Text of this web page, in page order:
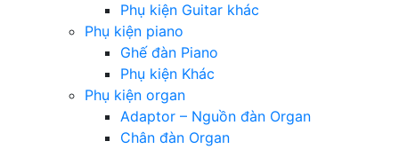
Phụ kiện Guitar khác
Phụ kiện piano
Ghế đàn Piano
Phụ kiện Khác
Phụ kiện organ
Adaptor – Nguồn đàn Organ
Chân đàn Organ